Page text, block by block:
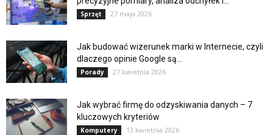
Sprzęt 27 maja 2026
Jak budować wizerunek marki w Internecie, czyli
dlaczego opinie Google są...
Porady 27 kwietnia 2026
Jak wybrać firmę do odzyskiwania danych – 7
kluczowych kryteriów
Komputery 13 kwietnia 2026